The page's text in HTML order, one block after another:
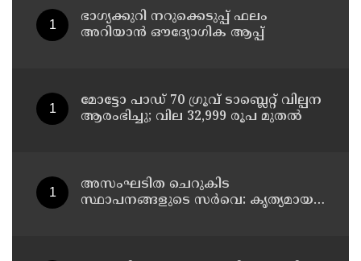
ഭാഗ്യക്കുറി നറുക്കെടുപ്പ് ഫലം
അറിയാൻ ഔദ്യോഗിക ആപ്പ്
മോട്ടോ പാഡ് 70 ഗ്രൂവ് ടാബ്ലെറ്റ് വില്പന
ആരംഭിച്ചു; വില 32,999 രൂപ മുതൽ
അസംഘടിത ചെറുകിട
സ്ഥാപനങ്ങളുടെ സർവെ: കൃത്യമായ